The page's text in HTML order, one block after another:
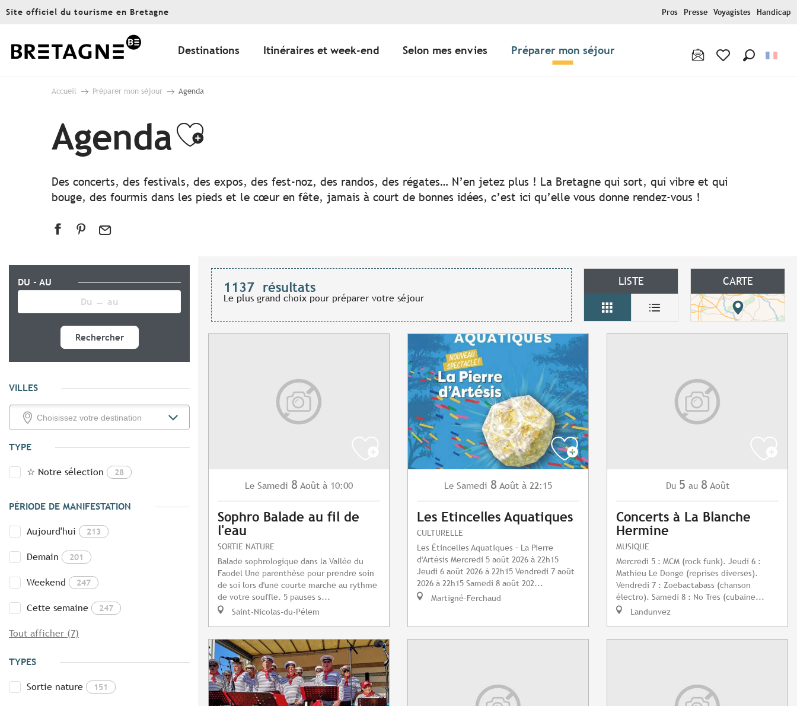
Aller
principal
Site officiel du tourisme en Bretagne Pros Presse Voyagistes Handicap
Destinations Itinéraires et week-end Selon mes envies Préparer mon séjour
Accueil Préparer mon séjour Agenda
AgendaAjouter aux favoris
Des concerts, des festivals, des expos, des fest-noz, des randos, des régates… N’en jetez plus ! La Bretagne qui sort, qui vibre et qui
bouge, des fourmis dans les pieds et le cœur en fête, jamais à court de bonnes idées, c’est ici qu’elle vous donne rendez-vous !
DU - AU
Rechercher
VILLES
TYPE
☆ Notre sélection 28
PÉRIODE DE MANIFESTATION
Aujourd'hui 213
Demain 201
Weekend 247
Cette semaine 247
Tout afficher (7)
TYPES
Sortie nature 151
1137 résultats
Le plus grand choix pour préparer votre séjour
LISTE CARTE
Le Samedi 8 Août à 10:00
Sophro Balade au fil de
l'eau
SORTIE NATURE
Balade sophrologique dans la Vallée du
Faodel Une parenthèse pour prendre soin
de soi lors d'une courte marche au rythme
de votre souffle. 5 pauses s...
Saint-Nicolas-du-Pélem
Le Samedi 8 Août à 22:15
Les Etincelles Aquatiques
CULTURELLE
Les Étincelles Aquatiques – La Pierre
d'Artésis Mercredi 5 août 2026 à 22h15
Jeudi 6 août 2026 à 22h15 Vendredi 7 août
2026 à 22h15 Samedi 8 août 202...
Martigné-Ferchaud
Du 5 au 8 Août
Concerts à La Blanche
Hermine
MUSIQUE
Mercredi 5 : MCM (rock funk). Jeudi 6 :
Mathieu Le Donge (reprises diverses).
Vendredi 7 : Zoebactabass (chanson
électro). Samedi 8 : No Tres (cubaine...
Landunvez